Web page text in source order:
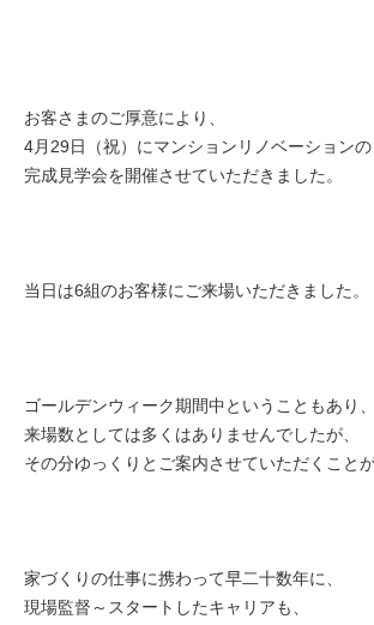
お客さまのご厚意により、
4月29日（祝）にマンションリノベーションの
完成見学会を開催させていただきました。
当日は6組のお客様にご来場いただきました。
ゴールデンウィーク期間中ということもあり、
来場数としては多くはありませんでしたが、
その分ゆっくりとご案内させていただくこと
家づくりの仕事に携わって早二十数年に、
現場監督～スタートしたキャリアも、